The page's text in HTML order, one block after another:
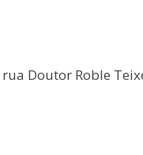
Doutor Roble